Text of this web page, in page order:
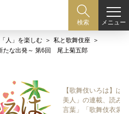
検索 メニュー
「人」を楽しむ
私と歌舞伎座
たな出発～ 第6回 尾上菊五郎
【歌舞伎いろは】は
美人」の連載、読み
言葉」「歌舞伎衣裳